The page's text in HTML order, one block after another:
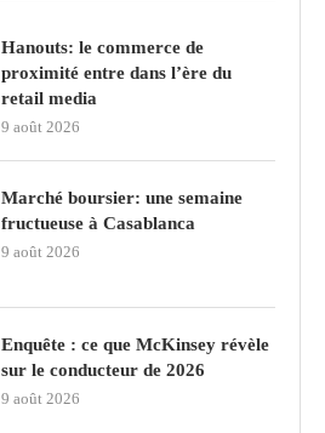
Hanouts: le commerce de
proximité entre dans l’ère du
retail media
9 août 2026
Marché boursier: une semaine
fructueuse à Casablanca
9 août 2026
Enquête : ce que McKinsey révèle
sur le conducteur de 2026
9 août 2026